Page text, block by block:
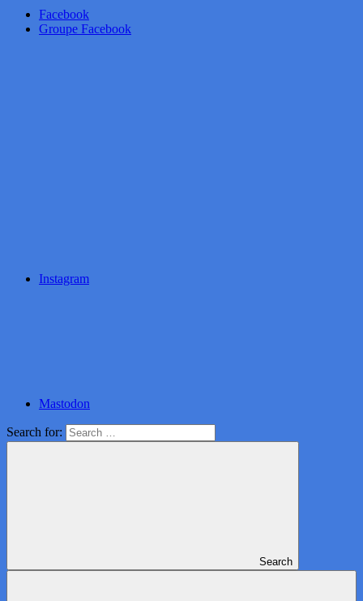
Facebook
Groupe Facebook
Instagram
Mastodon
Search for:
Search